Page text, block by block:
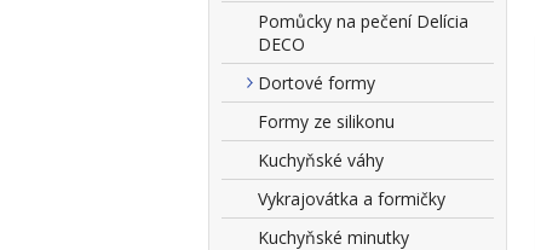
Pomůcky na pečení Delícia
DECO
Dortové formy
Formy ze silikonu
Kuchyňské váhy
Vykrajovátka a formičky
Kuchyňské minutky